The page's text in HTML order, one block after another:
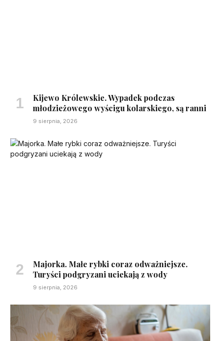
Kijewo Królewskie. Wypadek podczas
młodzieżowego wyścigu kolarskiego, są ranni
9 sierpnia, 2026
Majorka. Małe rybki coraz odważniejsze.
Turyści podgryzani uciekają z wody
9 sierpnia, 2026